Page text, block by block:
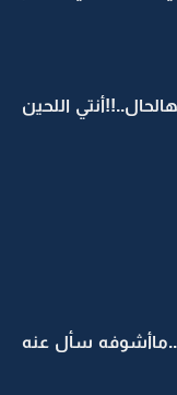
اللحين
..ماأشوفه سأل عنه